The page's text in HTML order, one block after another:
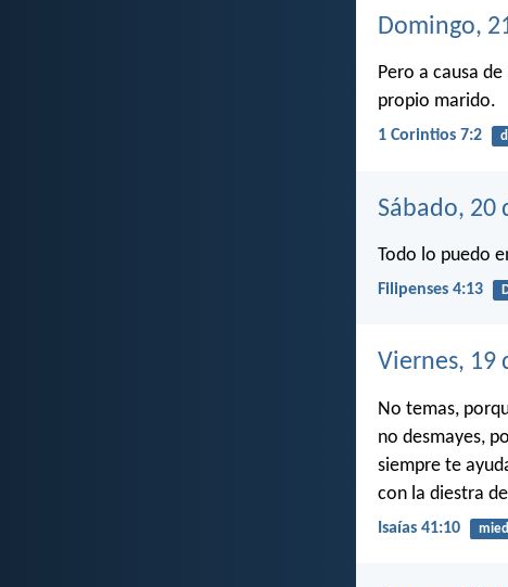
Domingo,
Pero a causa
propio marido.
1 Corintios 7:2
Sábado, 20
Todo lo puedo
Filipenses 4:13
Viernes, 19
No temas,
no desmayes,
siempre te
con la diestra
Isaías 41:10